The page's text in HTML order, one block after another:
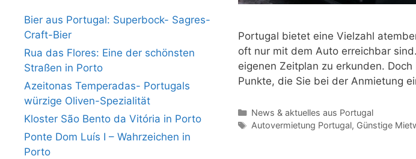
Portugal bietet eine Vielzahl
oft nur mit dem Auto erreichbar
eigenen Zeitplan zu erkunden.
Punkte, die Sie bei der Anmietung
Kategorien
News & aktuelles aus Portugal
Schlagwörter
Autovermietung Portugal, Günstige
Bier aus Portugal: Superbock- Sagres-
Craft-Bier
Rua das Flores: Eine der schönsten
Straßen in Porto
Azeitonas Temperadas- Portugals
würzige Oliven-Spezialität
Kloster São Bento da Vitória in Porto
Ponte Dom Luís I – Wahrzeichen in
Porto